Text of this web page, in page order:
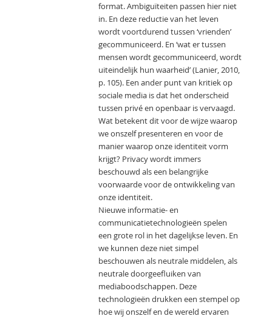
format. Ambiguïteiten passen hier niet
in. En deze reductie van het leven
wordt voortdurend tussen ‘vrienden’
gecommuniceerd. En ‘wat er tussen
mensen wordt gecommuniceerd, wordt
uiteindelijk hun waarheid’ (Lanier, 2010,
p. 105). Een ander punt van kritiek op
sociale media is dat het onderscheid
tussen privé en openbaar is vervaagd.
Wat betekent dit voor de wijze waarop
we onszelf presenteren en voor de
manier waarop onze identiteit vorm
krijgt? Privacy wordt immers
beschouwd als een belangrijke
voorwaarde voor de ontwikkeling van
onze identiteit.
Nieuwe informatie- en
communicatietechnologieën spelen
een grote rol in het dagelijkse leven. En
we kunnen deze niet simpel
beschouwen als neutrale middelen, als
neutrale doorgeefluiken van
mediaboodschappen. Deze
technologieën drukken een stempel op
hoe wij onszelf en de wereld ervaren